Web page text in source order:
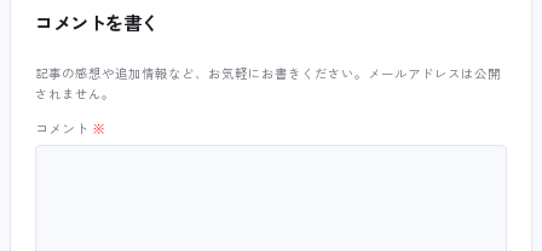
コメントを書く
記事の感想や追加情報など、お気軽にお書きください。メールアドレスは公開
されません。
コメント ※